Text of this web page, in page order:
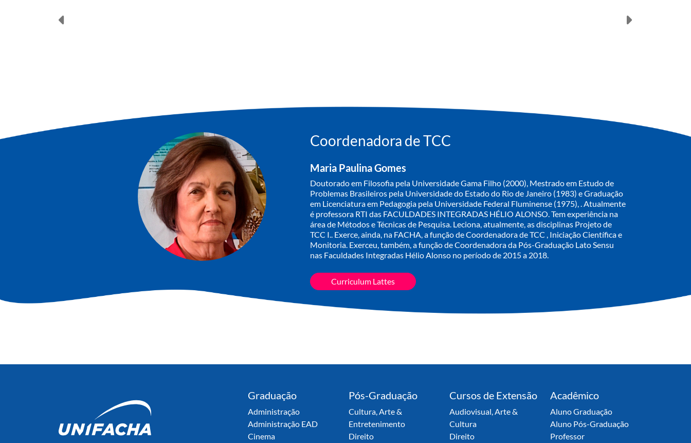
Coordenadora de TCC
Maria Paulina Gomes
Doutorado em Filosofia pela Universidade Gama Filho (2000), Mestrado em Estudo de
Problemas Brasileiros pela Universidade do Estado do Rio de Janeiro (1983) e Graduação
em Licenciatura em Pedagogia pela Universidade Federal Fluminense (1975), . Atualmente
é professora RTI das FACULDADES INTEGRADAS HÉLIO ALONSO. Tem experiência na
área de Métodos e Técnicas de Pesquisa. Leciona, atualmente, as disciplinas Projeto de
TCC I.. Exerce, ainda, na FACHA, a função de Coordenadora de TCC , Iniciação Científica e
Monitoria. Exerceu, também, a função de Coordenadora da Pós-Graduação Lato Sensu
nas Faculdades Integradas Hélio Alonso no período de 2015 a 2018.
Curriculum Lattes
Graduação
Administração
Administração EAD
Cinema
Pós-Graduação
Cultura, Arte &
Entretenimento
Direito
Cursos de Extensão
Audiovisual, Arte &
Cultura
Direito
Acadêmico
Aluno Graduação
Aluno Pós-Graduação
Professor